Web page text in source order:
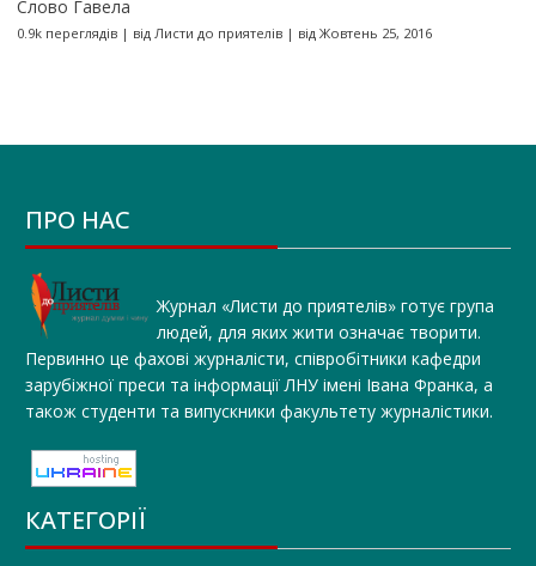
Слово Гавела
0.9k переглядів| від Листи до приятелів| від Жовтень 25, 2016
ПРО НАС
Журнал «Листи до приятелів» готує група
людей, для яких жити означає творити.
Первинно це фахові журналісти, співробітники кафедри
зарубіжної преси та інформації ЛНУ імені Івана Франка, а
також студенти та випускники факультету журналістики.
КАТЕГОРІЇ